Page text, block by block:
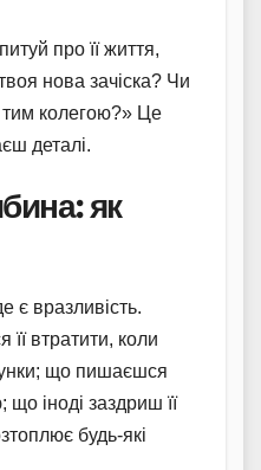
про її життя,
нова зачіска? Чи
колегою?» Це
деталі.
як
є вразливість.
втратити, коли
що пишаєшся
іноді заздриш її
будь-які